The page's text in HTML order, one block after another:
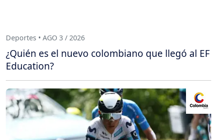
Deportes • AGO 3 / 2026
¿Quién es el nuevo colombiano que llegó al EF
Education?